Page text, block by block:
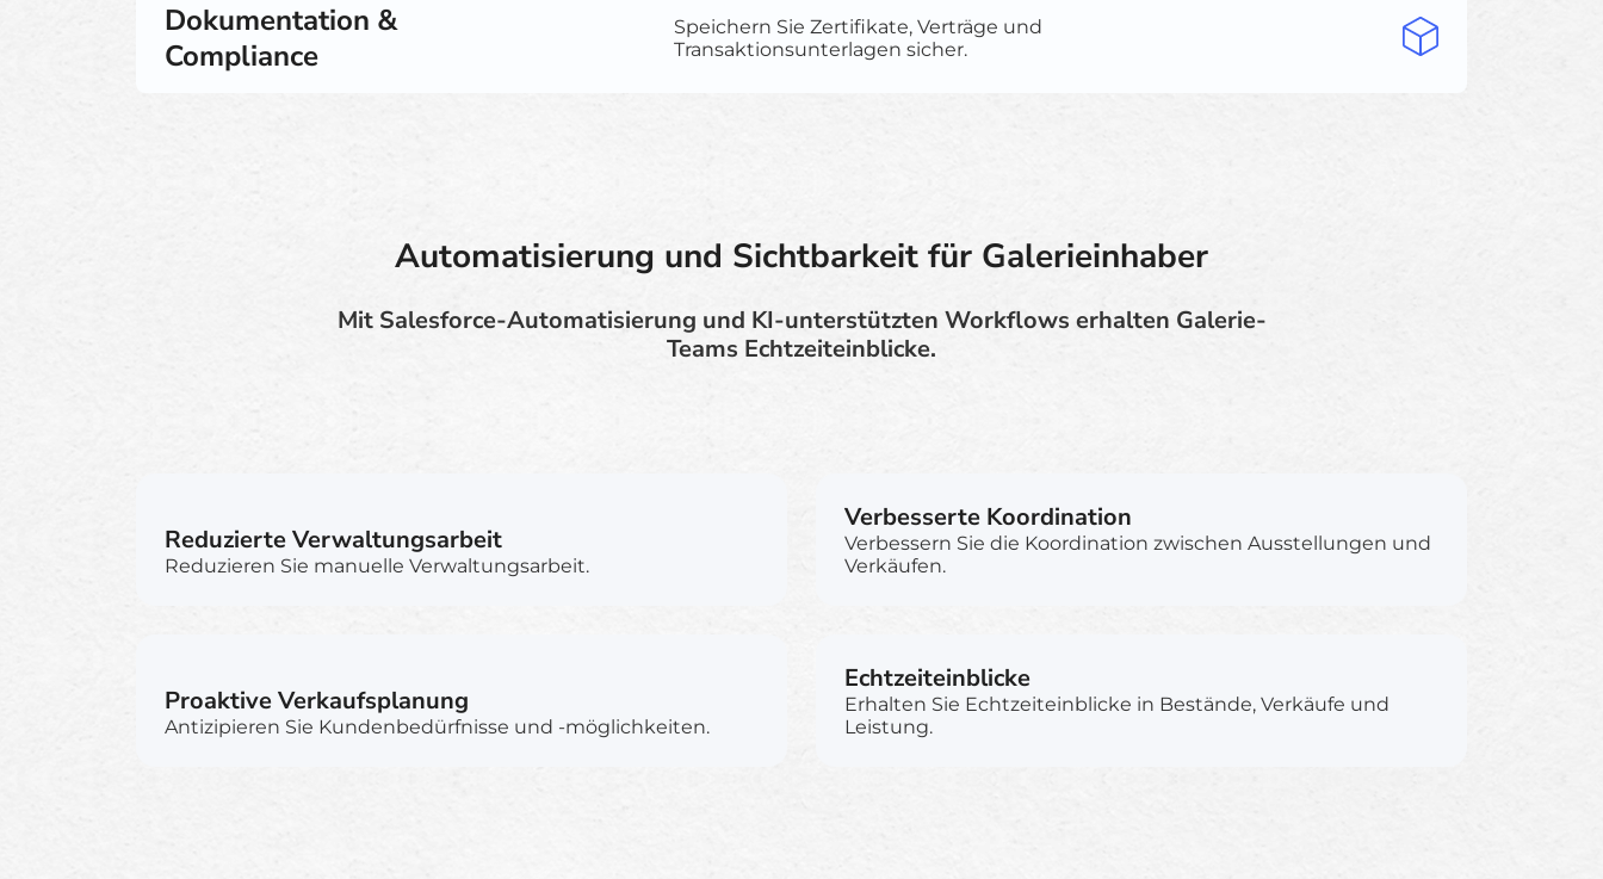
Dokumentation &
Compliance
Speichern Sie Zertifikate, Verträge und
Transaktionsunterlagen sicher.
Automatisierung und Sichtbarkeit für Galerieinhaber
Mit Salesforce-Automatisierung und KI-unterstützten Workflows erhalten Galerie-
Teams Echtzeiteinblicke.
Reduzierte Verwaltungsarbeit
Reduzieren Sie manuelle Verwaltungsarbeit.
Verbesserte Koordination
Verbessern Sie die Koordination zwischen Ausstellungen und
Verkäufen.
Proaktive Verkaufsplanung
Antizipieren Sie Kundenbedürfnisse und -möglichkeiten.
Echtzeiteinblicke
Erhalten Sie Echtzeiteinblicke in Bestände, Verkäufe und
Leistung.